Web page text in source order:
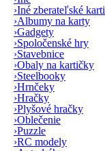
›Iné zberateľské
›Albumy na karty
›Gadgety
›Spoločenské hry
›Stavebnice
›Obaly na kartičky
›Steelbooky
›Hrnčeky
›Hračky
›Plyšové hračky
›Oblečenie
›Puzzle
›RC modely